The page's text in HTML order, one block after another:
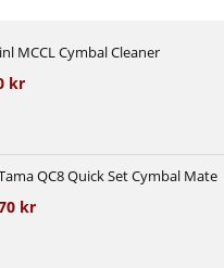
MCCL Cymbal Cleaner
kr
QC8 Quick Set Cymbal Mate
kr